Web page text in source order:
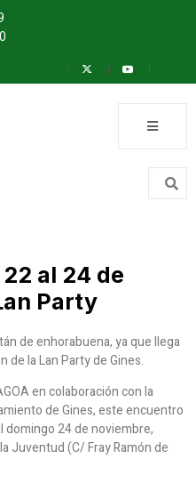
al 24 de
Party
de enhorabuena, ya que llega
de la Lan Party de Gines.
en colaboración con la
de Gines, este encuentro
domingo 24 de noviembre,
Juventud (C/ Fray Ramón de